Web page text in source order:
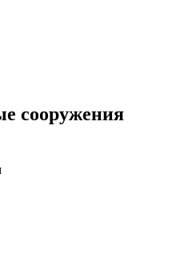
сооружения